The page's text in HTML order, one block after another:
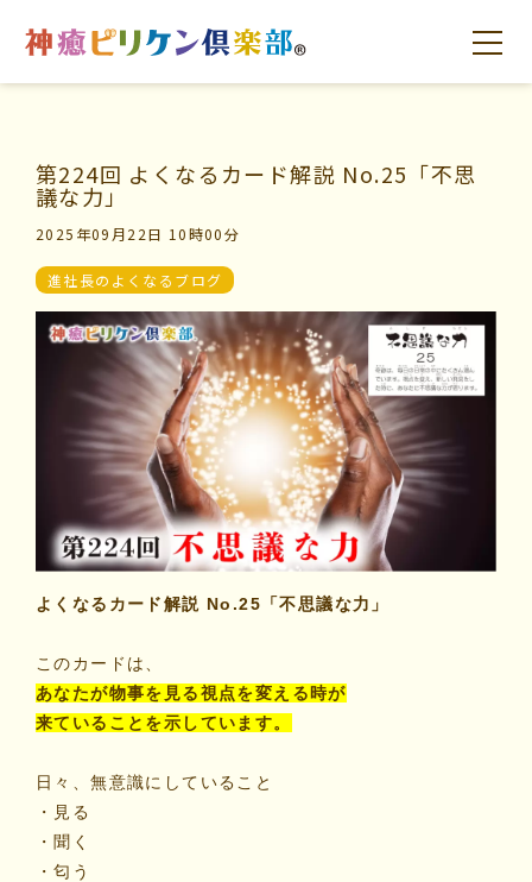
はじめての方へ 交流の場 学びの場
はじめての方へ
交流の場
学びの場
よくなるメッセージ
体験談
会社案内
第224回 よくなるカード解説 No.25「不思
議な力」
2025年09月22日 10時00分
進社長のよくなるブログ
よくなるカード解説 No.25「不思議な力」
このカードは、
あなたが物事を見る視点を変える時が
来ていることを示しています。
日々、無意識にしていること
・見る
・聞く
・匂う